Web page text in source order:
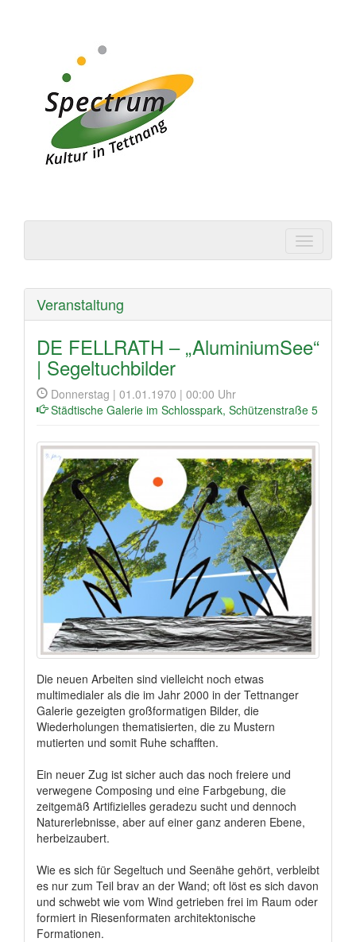
Tettnang
Veranstaltung
DE FELLRATH – „AluminiumSee“
| Segeltuchbilder
Donnerstag | 01.01.1970 | 00:00 Uhr
Städtische Galerie im Schlosspark, Schützenstraße 5
Die neuen Arbeiten sind vielleicht noch etwas
multimedialer als die im Jahr 2000 in der Tettnanger
Galerie gezeigten großformatigen Bilder, die
Wiederholungen thematisierten, die zu Mustern
mutierten und somit Ruhe schafften.
Ein neuer Zug ist sicher auch das noch freiere und
verwegene Composing und eine Farbgebung, die
zeitgemäß Artifizielles geradezu sucht und dennoch
Naturerlebnisse, aber auf einer ganz anderen Ebene,
herbeizaubert.
Wie es sich für Segeltuch und Seenähe gehört, verbleibt
es nur zum Teil brav an der Wand; oft löst es sich davon
und schwebt wie vom Wind getrieben frei im Raum oder
formiert in Riesenformaten architektonische
Formationen.